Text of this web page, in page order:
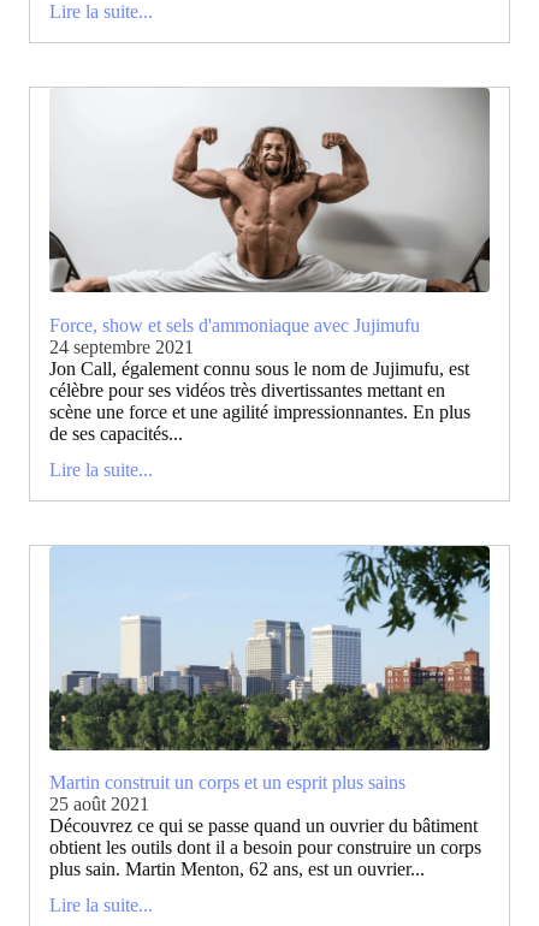
Lire la suite...
Force, show et sels d'ammoniaque avec Jujimufu
24 septembre 2021
Jon Call, également connu sous le nom de Jujimufu, est
célèbre pour ses vidéos très divertissantes mettant en
scène une force et une agilité impressionnantes. En plus
de ses capacités...
Lire la suite...
Martin construit un corps et un esprit plus sains
25 août 2021
Découvrez ce qui se passe quand un ouvrier du bâtiment
obtient les outils dont il a besoin pour construire un corps
plus sain. Martin Menton, 62 ans, est un ouvrier...
Lire la suite...